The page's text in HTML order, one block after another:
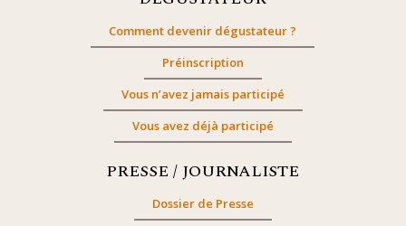
Comment devenir dégustateur ?
Préinscription
Vous n’avez jamais participé
Vous avez déjà participé
PRESSE / JOURNALISTE
Dossier de Presse